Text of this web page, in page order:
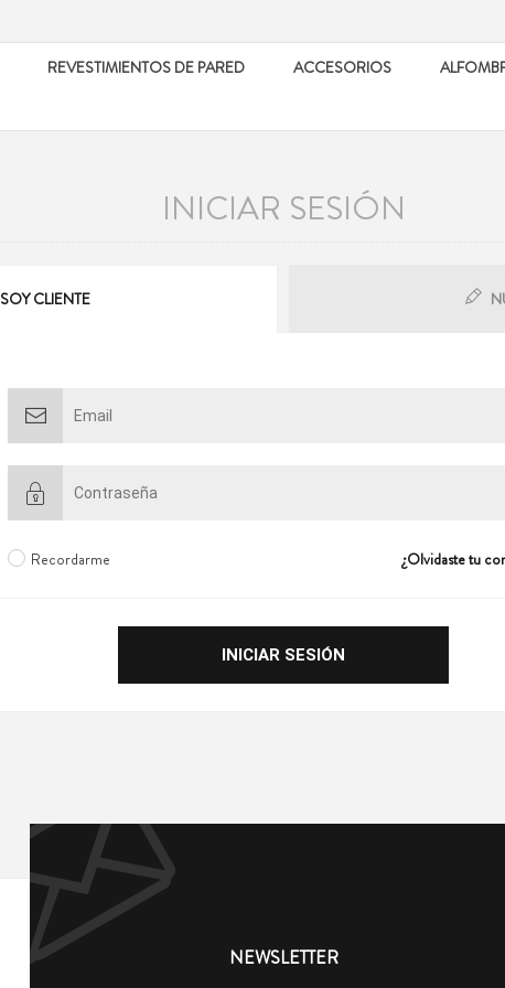
REVESTIMIENTOS DE PARED ACCESORIOS
INICIAR SESIÓN
SOY CLIENTE
Recordarme ¿Olvidaste tu
NEWSLETTER